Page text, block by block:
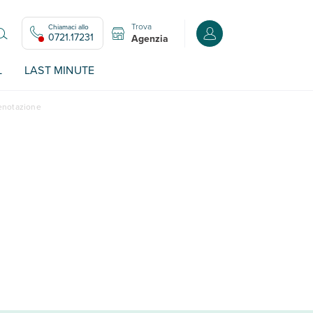
Chiamaci allo
0721.17231
Trova
Agenzia Accedi o registrati
LAST MINUTE